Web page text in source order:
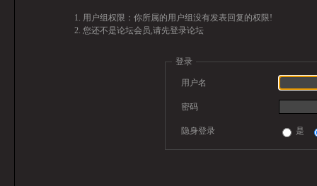
用户组权限：你所属的用户组没有发表回复的权限!
您还不是论坛会员,请先登录论坛
登录
用户名
密码
隐身登录 是